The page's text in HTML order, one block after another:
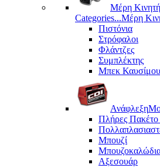
Μέρη
Categories...Μέρη
Πιστόνια
Στρόφαλοι
Φλάντζες
Συμπλέκτης
Μπεκ Καυσίμου
Ανάφλεξη
Πλήρες Πακέτο
Μπουζί
Αξεσουάρ